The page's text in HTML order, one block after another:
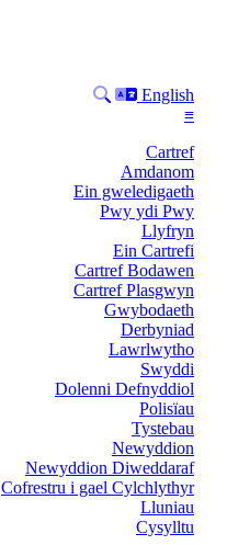
SearchLanguage
English
≡
Cartref
Amdanom
Ein gweledigaeth
Pwy ydi Pwy
Llyfryn
Ein Cartrefi
Cartref Bodawen
Cartref Plasgwyn
Gwybodaeth
Derbyniad
Lawrlwytho
Swyddi
Dolenni Defnyddiol
Polisïau
Tystebau
Newyddion
Newyddion Diweddaraf
Cofrestru i gael Cylchlythyr
Lluniau
Cysylltu